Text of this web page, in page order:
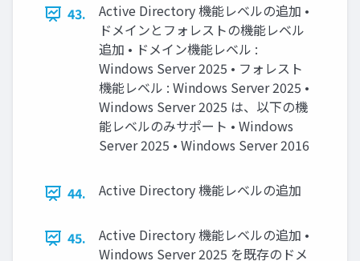
43.
Active Directory 機能レベルの追加 •
ドメインとフォレストの機能レベル
追加 • ドメイン機能レベル :
Windows Server 2025 • フォレスト
機能レベル : Windows Server 2025 •
Windows Server 2025 は、以下の機
能レベルのみサポート • Windows
Server 2025 • Windows Server 2016
44. Active Directory 機能レベルの追加
45.
Active Directory 機能レベルの追加 •
Windows Server 2025 を既存のドメ